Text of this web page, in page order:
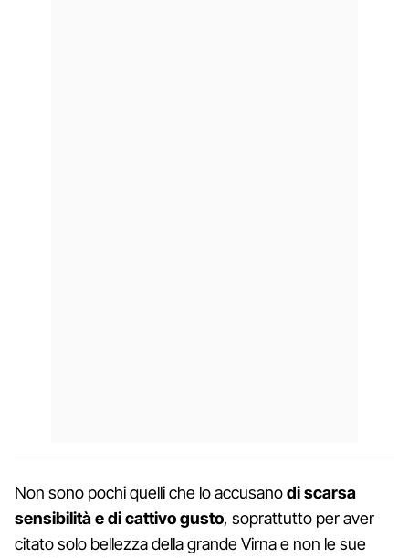
Non sono pochi quelli che lo accusanodi scarsa
sensibilità e di cattivo gusto, soprattutto per aver
citato solo bellezza della grande Virna e non le sue